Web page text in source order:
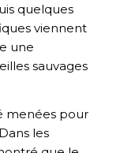
quelques
viennent
une
sauvages
menées pour
les